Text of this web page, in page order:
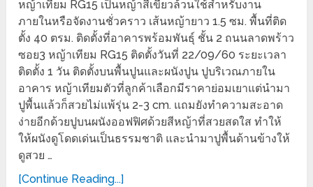
หญ้าเทียม RG15 เป็นหญ้าสีเขียวล้วนใช้สำหรับงาน
ภายในหรือจัดงานชั่วคราว เส้นหญ้ายาว 1.5 ซม. พื้นที่ติด
ตั้ง 40 ตรม. ติดตั้งที่อาคารพร้อมพันธุ์ ชั้น 2 ถนนลาดพร้าว
ซอย3 หญ้าเทียม RG15 ติดตั้งวันที่ 22/09/60 ระยะเวลา
ติดตั้ง 1 วัน ติดตั้งบนพื้นปูนและผนังปูน ปูบริเวณภายใน
อาคาร หญ้าเทียมตัวที่ลูกค้าเลือกมีราคาย่อมเยาแต่นำมา
ปูพื้นแล้วก็สวยไม่แพ้รุ่น 2-3 cm. แถมยังทำความสะอาด
ง่ายอีกด้วยปูบนผนังออฟฟิศด้วยสีหญ้าที่สวยสดใส ทำให้
ให้ผนังดูโดดเด่นเป็นธรรมชาติ และนำมาปูพื้นด้านข้างให้
ดูสวย …
[Continue Reading...]